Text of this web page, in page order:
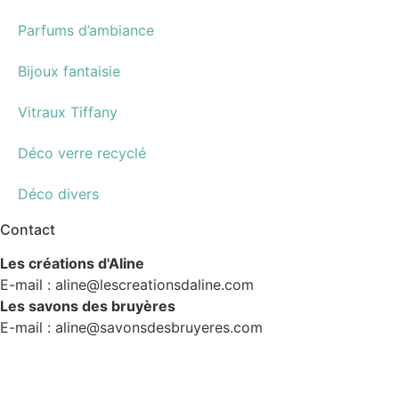
Parfums d’ambiance
Bijoux fantaisie
Vitraux Tiffany
Déco verre recyclé
Déco divers
Contact
Les créations d'Aline
E-mail : aline@lescreationsdaline.com
Les savons des bruyères
E-mail : aline@savonsdesbruyeres.com